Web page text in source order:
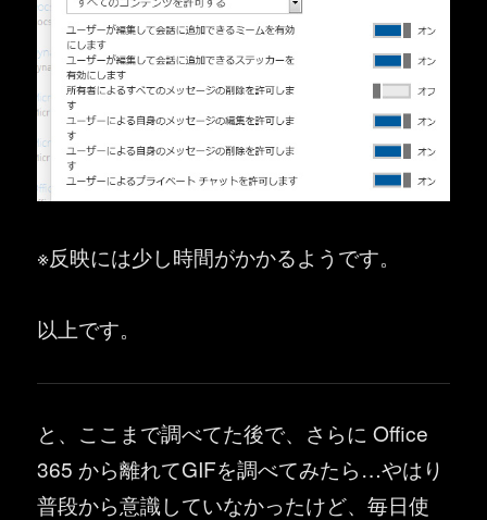
※反映には少し時間がかかるようです。
以上です。
と、ここまで調べてた後で、さらに Office
365 から離れてGIFを調べてみたら…やはり
普段から意識していなかったけど、毎日使